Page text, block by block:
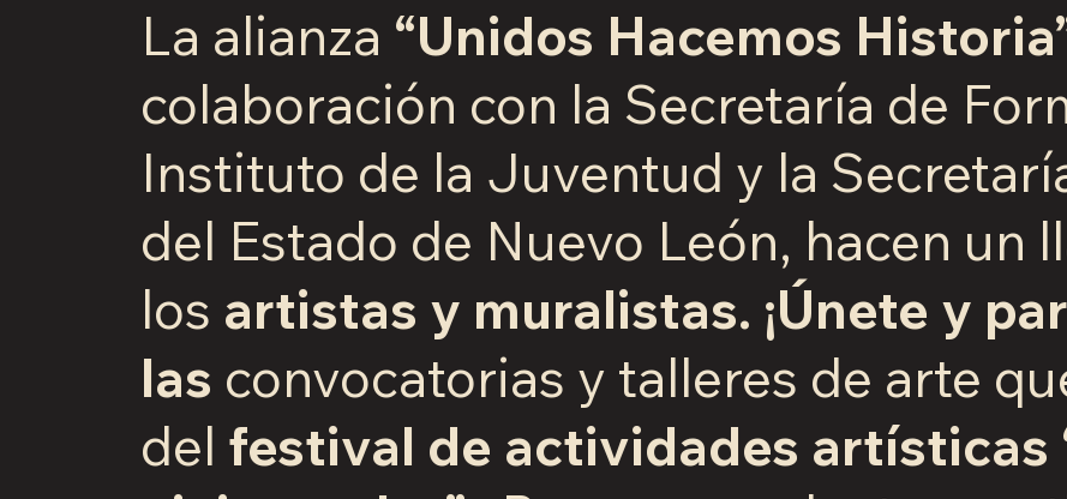
La alianza “Unidos Hacemos
colaboración con la Secretaría de
Instituto de la Juventud y la
del Estado de Nuevo León, hacen un
los artistas y muralistas. ¡Únete y
las convocatorias y talleres de arte
del festival de actividades artísticas